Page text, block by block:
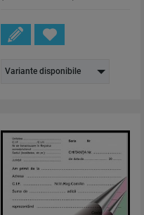
Variante disponibile